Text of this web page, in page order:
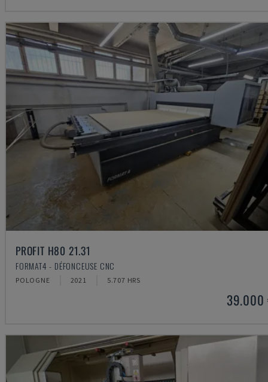
PROFIT H80 21.31
FORMAT4 - DÉFONCEUSE CNC
POLOGNE 2021 5.707 HRS
39.000